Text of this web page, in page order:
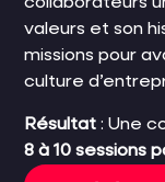
collaborateurs
valeurs et son
missions pour
culture
Résultat : Une
8 à 10 sessions